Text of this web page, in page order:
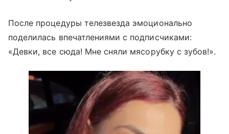
После процедуры телезвезда эмоционально
поделилась впечатлениями с подписчиками:
«Девки, все сюда! Мне сняли мясорубку с зубов!».